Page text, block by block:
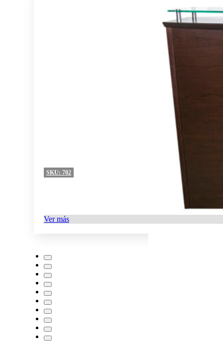
SKU: 702
Ver más